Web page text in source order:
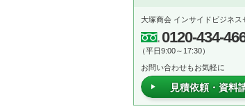
大塚商会 インサイドビジネス
0120-434-
（平日9:00～17:30）
お問い合わせもお気軽に
見積依頼・資料